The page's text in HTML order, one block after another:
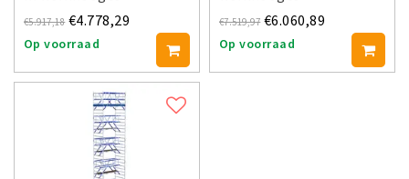
€5.917,18 €4.778,29
Op voorraad
voorloopleuning enkel
€7.519,97 €6.060,89
Op voorraad